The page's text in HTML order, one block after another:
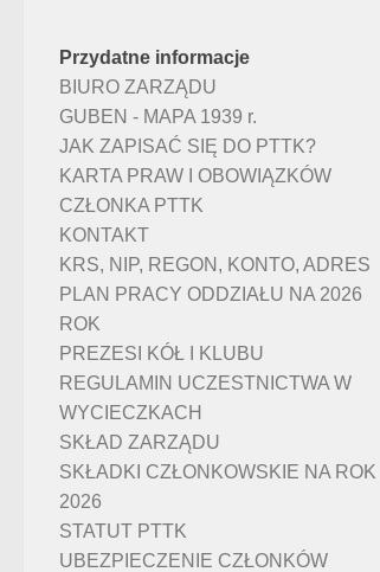
Przydatne informacje
BIURO ZARZĄDU
GUBEN - MAPA 1939 r.
JAK ZAPISAĆ SIĘ DO PTTK?
KARTA PRAW I OBOWIĄZKÓW
CZŁONKA PTTK
KONTAKT
KRS, NIP, REGON, KONTO, ADRES
PLAN PRACY ODDZIAŁU NA 2026
ROK
PREZESI KÓŁ I KLUBU
REGULAMIN UCZESTNICTWA W
WYCIECZKACH
SKŁAD ZARZĄDU
SKŁADKI CZŁONKOWSKIE NA ROK
2026
STATUT PTTK
UBEZPIECZENIE CZŁONKÓW